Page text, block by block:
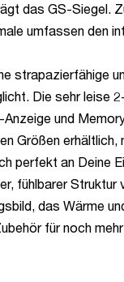
das GS-
umfassen
Die sehr
und
Größen
perfekt an Deine
fühlbarer
das Wärme
für noch